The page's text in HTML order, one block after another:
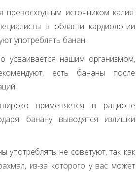
превосходным источником калия.
в области кардиологии
употреблять банан.
усваивается нашим организмом,
есть бананы после
применяется в рационе
банану выводятся излишки
употреблять не советуют, так как
из-за которого у вас может